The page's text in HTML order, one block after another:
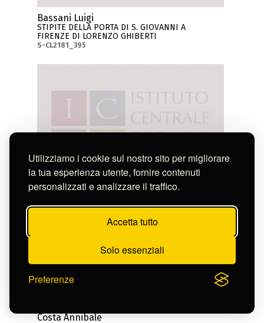
Utilizziamo i cookie sul nostro sito per migliorare
la tua esperienza utente, fornire contenuti
personalizzati e analizzare il traffico.
Accetta tutto
Solo essenziali
Preferenze
Bassani Luigi
STIPITE DELLA PORTA DI S. GIOVANNI A
FIRENZE DI LORENZO GHIBERTI
S-CL2181_395
Costa Annibale